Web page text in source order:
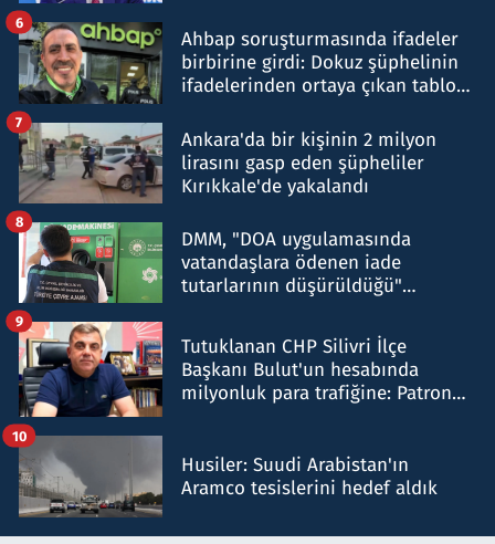
Ahbap soruşturmasında ifadeler
birbirine girdi: Dokuz şüphelinin
ifadelerinden ortaya çıkan tablo
6
Ankara'da bir kişinin 2 milyon
lirasını gasp eden şüpheliler
Kırıkkale'de yakalandı
7
DMM, "DOA uygulamasında
vatandaşlara ödenen iade
tutarlarının düşürüldüğü"
8
Tutuklanan CHP Silivri İlçe
Başkanı Bulut'un hesabında
milyonluk para trafiğine: Patron
9
Husiler: Suudi Arabistan'ın
Aramco tesislerini hedef aldık
10